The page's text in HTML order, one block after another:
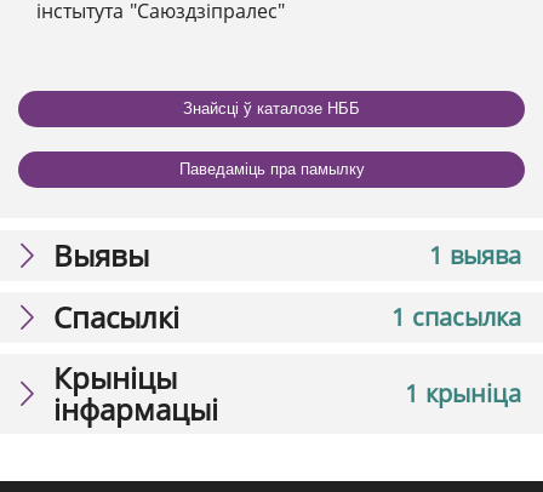
інстытута "Саюздзіпралес"
Знайсці ў каталозе НББ
Паведаміць пра памылку
1 выява
Выявы
1 спасылка
Спасылкі
1 крыніца
Крыніцы
інфармацыі